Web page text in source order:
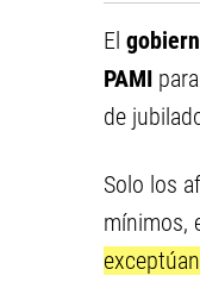
El
PAMI para
de
Solo los
mínimos,